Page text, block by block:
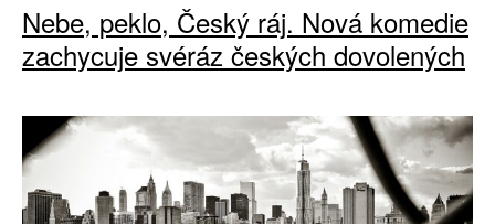
Nebe, peklo, Český ráj. Nová komedie
zachycuje svéráz českých dovolených